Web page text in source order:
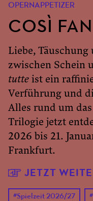
OPERNAPPETIZER
COSÌ
Liebe,
zwischen Schein
tutte ist ein
Verführung und
Alles rund um
Trilogie jetzt
2026 bis 21.
Frankfurt.
JETZT
#Spielzeit 2026/27 #